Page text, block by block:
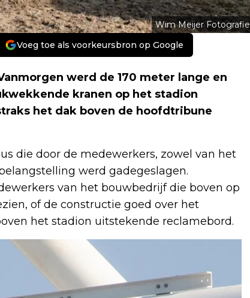
Wim Meijer Fotografie
Voeg toe als voorkeursbron op Google
werd de 170 meter lange en
kranen op het stadion
het dak boven de hoofdtribune
die door de medewerkers, zowel van het
werd gadegeslagen.
van het bouwbedrijf die boven op
of de constructie goed over het
het stadion uitstekende reclamebord.